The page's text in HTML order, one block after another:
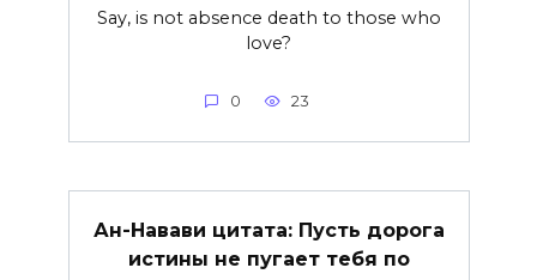
Say, is not absence death to those who
love?
0 23
Ан-Навави цитата: Пусть дорога
истины не пугает тебя по